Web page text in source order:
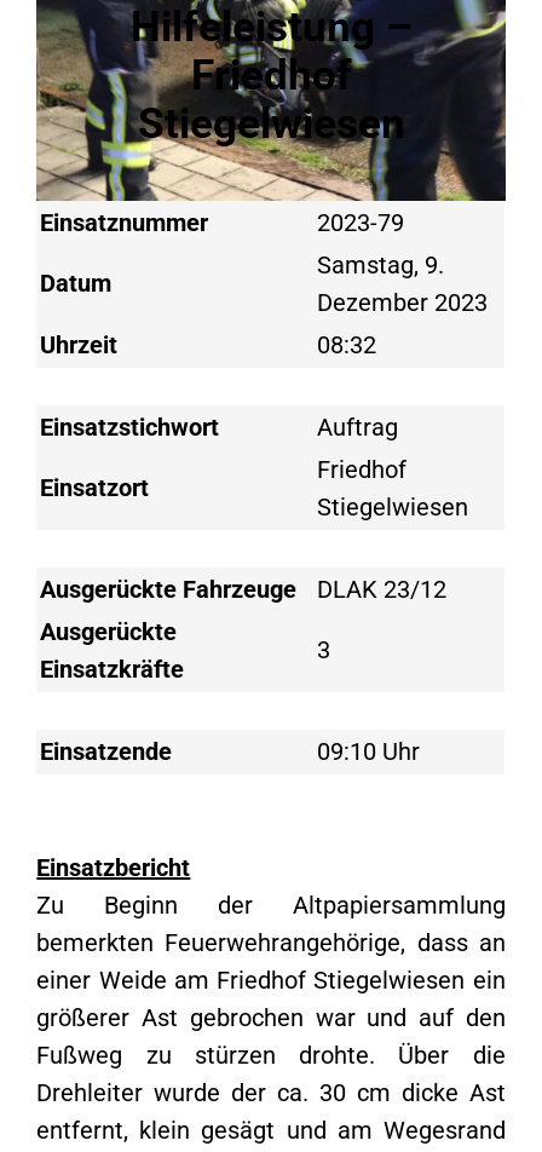
Hilfeleistung –
Friedhof
Stiegelwiesen
Einsatznummer 2023-79
Datum
Samstag, 9.
Dezember 2023
Uhrzeit
08:32
Einsatzstichwort Auftrag
Einsatzort
Friedhof
Stiegelwiesen
Ausgerückte Fahrzeuge
DLAK 23/12
Ausgerückte
Einsatzkräfte
3
Einsatzende 09:10 Uhr
Einsatzbericht
Zu Beginn der Altpapiersammlung
bemerkten Feuerwehrangehörige, dass an
einer Weide am Friedhof Stiegelwiesen ein
größerer Ast gebrochen war und auf den
Fußweg zu stürzen drohte. Über die
Drehleiter wurde der ca. 30 cm dicke Ast
entfernt, klein gesägt und am Wegesrand